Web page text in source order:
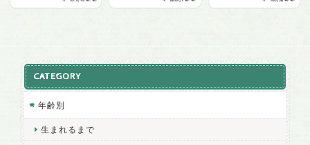
CATEGORY
年齢別
生まれるまで